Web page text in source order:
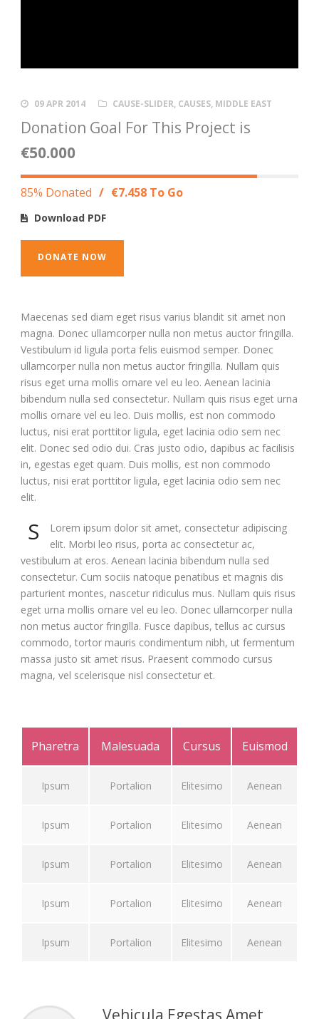
09 APR 2014 CAUSE-SLIDER, CAUSES, MIDDLE EAST
Donation Goal For This Project is
€50.000
85% Donated / €7.458 To Go
Download PDF
DONATE NOW
Maecenas sed diam eget risus varius blandit sit amet non
magna. Donec ullamcorper nulla non metus auctor fringilla.
Vestibulum id ligula porta felis euismod semper. Donec
ullamcorper nulla non metus auctor fringilla. Nullam quis
risus eget urna mollis ornare vel eu leo. Aenean lacinia
bibendum nulla sed consectetur. Nullam quis risus eget urna
mollis ornare vel eu leo. Duis mollis, est non commodo
luctus, nisi erat porttitor ligula, eget lacinia odio sem nec
elit. Donec sed odio dui. Cras justo odio, dapibus ac facilisis
in, egestas eget quam. Duis mollis, est non commodo
luctus, nisi erat porttitor ligula, eget lacinia odio sem nec
elit.
S
Lorem ipsum dolor sit amet, consectetur adipiscing
elit. Morbi leo risus, porta ac consectetur ac,
vestibulum at eros. Aenean lacinia bibendum nulla sed
consectetur. Cum sociis natoque penatibus et magnis dis
parturient montes, nascetur ridiculus mus. Nullam quis risus
eget urna mollis ornare vel eu leo. Donec ullamcorper nulla
non metus auctor fringilla. Fusce dapibus, tellus ac cursus
commodo, tortor mauris condimentum nibh, ut fermentum
massa justo sit amet risus. Praesent commodo cursus
magna, vel scelerisque nisl consectetur et.
Pharetra Malesuada Cursus Euismod
Ipsum Portalion Elitesimo Aenean
Ipsum Portalion Elitesimo Aenean
Ipsum Portalion Elitesimo Aenean
Ipsum Portalion Elitesimo Aenean
Ipsum Portalion Elitesimo Aenean
Vehicula Egestas Amet